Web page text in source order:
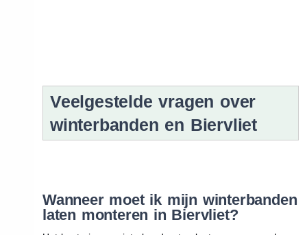
Veelgestelde vragen over
winterbanden en Biervliet
Wanneer moet ik mijn winterbanden
laten monteren in Biervliet?